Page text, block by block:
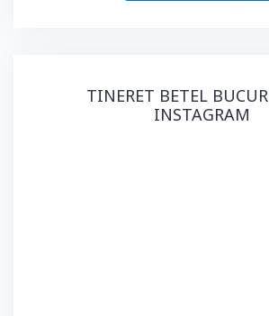
TINERET BETEL
INSTAGRAM